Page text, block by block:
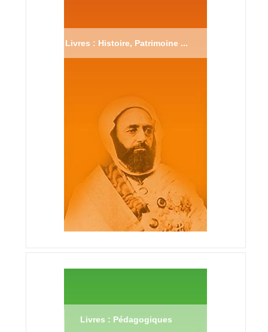
Livres : Histoire, Patrimoine ...
Livres : Pédagogiques